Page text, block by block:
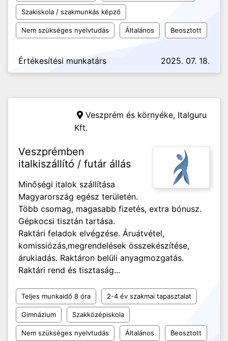
Szakiskola / szakmunkás képző
Nem szükséges nyelvtudás Általános Beosztott
Értékesítési munkatárs 2025. 07. 18.
Veszprém és környéke, Italguru
Kft.
Veszprémben
italkiszállító / futár állás
Minőségi italok szállítása
Magyarország egész területén.
Több csomag, magasabb fizetés, extra bónusz.
Gépkocsi tisztán tartása.
Raktári feladok elvégzése. Áruátvétel,
komissiózás,megrendelések összekészítése,
árukiadás. Raktáron belüli anyagmozgatás.
Raktári rend és tisztaság...
Teljes munkaidő 8 óra 2-4 év szakmai tapasztalat
Gimnázium Szakközépiskola
Nem szükséges nyelvtudás Általános Beosztott